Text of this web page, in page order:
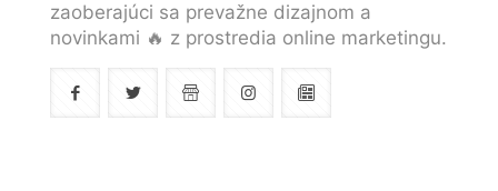
zaoberajúci sa prevažne dizajnom a
novinkami 🔥 z prostredia online marketingu.